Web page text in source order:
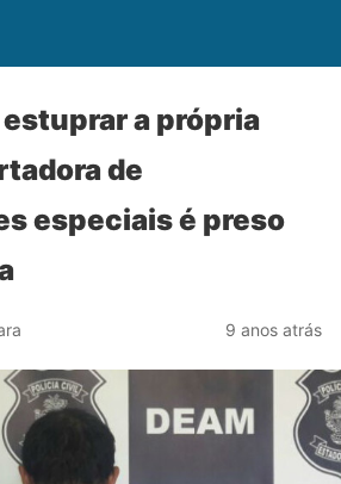
a própria
de
especiais é preso
9 anos atrás